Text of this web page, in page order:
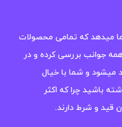
میدهد که تمامی محصولات
همه جوانب بررسی کرده و در
میشود و شما با خیال
باشید چرا که اکثر
و شرط دارند.